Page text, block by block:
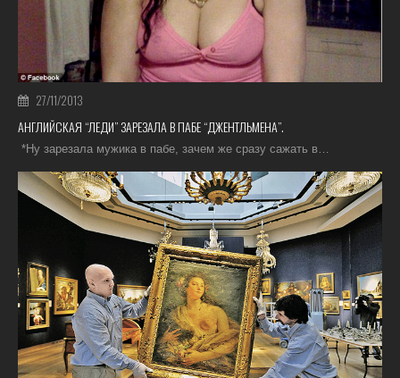
27/11/2013
АНГЛИЙСКАЯ “ЛЕДИ” ЗАРЕЗАЛА В ПАБЕ “ДЖЕНТЛЬМЕНА”.
*Ну зарезала мужика в пабе, зачем же сразу сажать в…